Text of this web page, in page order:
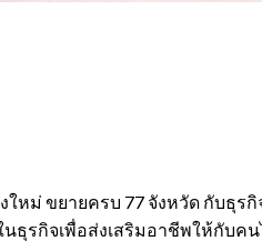
ใหม่ ขยายครบ 77 จังหวัด กับธุ
รกิจเพื่อส่งเสริมอาชีพให้กับคน